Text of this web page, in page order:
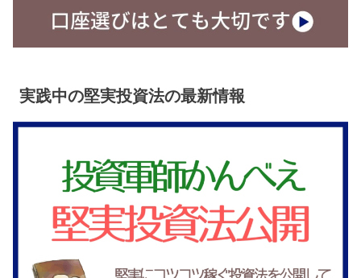
実践中の堅実投資法の最新情報